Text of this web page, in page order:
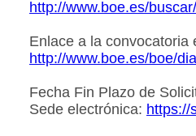
http://www.boe.es/
Enlace a la convocatoria
http://www.boe.es/boe/
Fecha Fin Plazo de
Sede electrónica: https://